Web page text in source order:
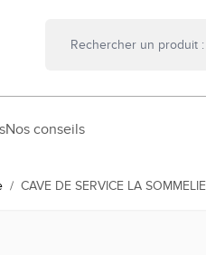
Nos conseils
/ CAVE DE SERVICE LA